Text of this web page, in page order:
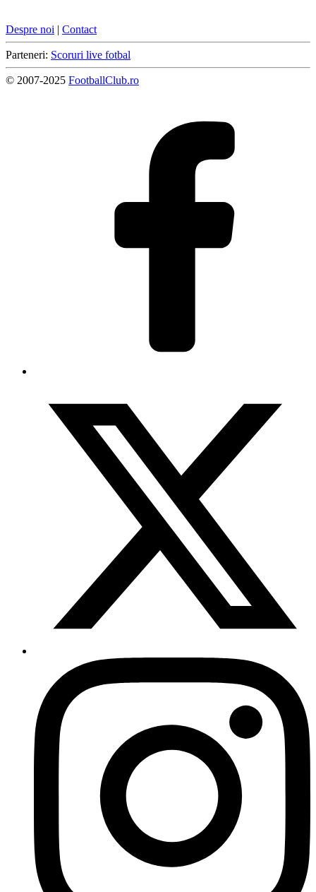
Despre noi | Contact
Parteneri: Scoruri live fotbal
© 2007-2025 FootballClub.ro